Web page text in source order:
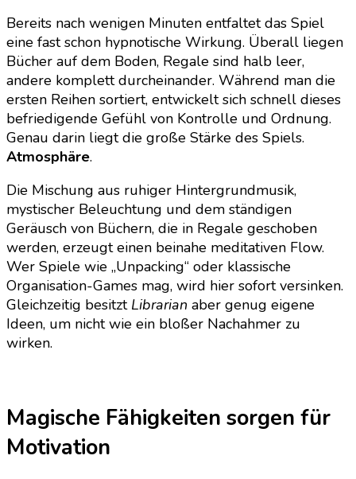
Bereits nach wenigen Minuten entfaltet das Spiel
eine fast schon hypnotische Wirkung. Überall liegen
Bücher auf dem Boden, Regale sind halb leer,
andere komplett durcheinander. Während man die
ersten Reihen sortiert, entwickelt sich schnell dieses
befriedigende Gefühl von Kontrolle und Ordnung.
Genau darin liegt die große Stärke des Spiels.
Atmosphäre.
Die Mischung aus ruhiger Hintergrundmusik,
mystischer Beleuchtung und dem ständigen
Geräusch von Büchern, die in Regale geschoben
werden, erzeugt einen beinahe meditativen Flow.
Wer Spiele wie „Unpacking“ oder klassische
Organisation-Games mag, wird hier sofort versinken.
Gleichzeitig besitzt Librarian aber genug eigene
Ideen, um nicht wie ein bloßer Nachahmer zu
wirken.
Magische Fähigkeiten sorgen für
Motivation